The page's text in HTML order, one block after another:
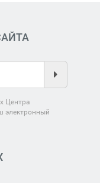
Центра
электронный